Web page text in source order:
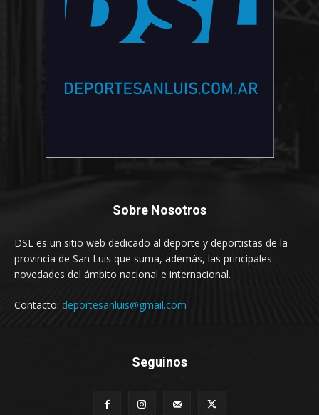
Sobre Nosotros
DSL es un sitio web dedicado al deporte y deportistas de la
provincia de San Luis que suma, además, las principales
novedades del ámbito nacional e internacional.
Contacto: deportesanluis@gmail.com
Seguinos